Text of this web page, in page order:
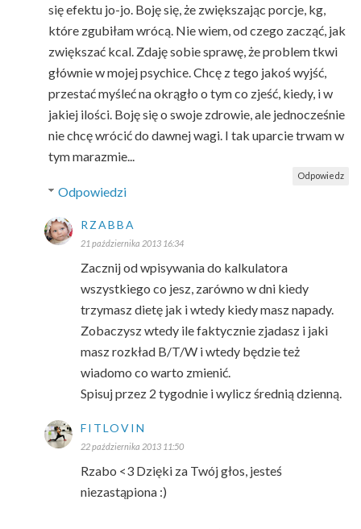
się efektu jo-jo. Boję się, że zwiększając porcje, kg,
które zgubiłam wrócą. Nie wiem, od czego zacząć, jak
zwiększać kcal. Zdaję sobie sprawę, że problem tkwi
głównie w mojej psychice. Chcę z tego jakoś wyjść,
przestać myśleć na okrągło o tym co zjeść, kiedy, i w
jakiej ilości. Boję się o swoje zdrowie, ale jednocześnie
nie chcę wrócić do dawnej wagi. I tak uparcie trwam w
tym marazmie...
Odpowiedz
Odpowiedzi
RZABBA
21 października 2013 16:34
Zacznij od wpisywania do kalkulatora
wszystkiego co jesz, zarówno w dni kiedy
trzymasz dietę jak i wtedy kiedy masz napady.
Zobaczysz wtedy ile faktycznie zjadasz i jaki
masz rozkład B/T/W i wtedy będzie też
wiadomo co warto zmienić.
Spisuj przez 2 tygodnie i wylicz średnią dzienną.
FITLOVIN
22 października 2013 11:50
Rzabo <3 Dzięki za Twój głos, jesteś
niezastąpiona :)